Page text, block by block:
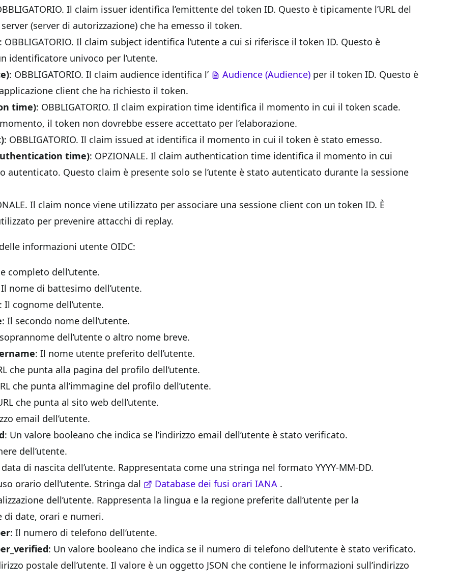
Il claim issuer identifica l’emittente del token ID. Questo è tipicamente l’URL del
(server di autorizzazione) che ha emesso il token.
: OBBLIGATORIO. Il claim subject identifica l’utente a cui si riferisce il token ID. Questo è
identificatore univoco per l’utente.
: OBBLIGATORIO. Il claim audience identifica l’ Audience (Audience) per il token ID. Questo è
client che ha richiesto il token.
time): OBBLIGATORIO. Il claim expiration time identifica il momento in cui il token scade.
il token non dovrebbe essere accettato per l’elaborazione.
: OBBLIGATORIO. Il claim issued at identifica il momento in cui il token è stato emesso.
time): OPZIONALE. Il claim authentication time identifica il momento in cui
autenticato. Questo claim è presente solo se l’utente è stato autenticato durante la sessione
Il claim nonce viene utilizzato per associare una sessione client con un token ID. È
per prevenire attacchi di replay.
informazioni utente OIDC:
completo dell’utente.
nome di battesimo dell’utente.
: Il cognome dell’utente.
: Il secondo nome dell’utente.
dell’utente o altro nome breve.
: Il nome utente preferito dell’utente.
che punta alla pagina del profilo dell’utente.
che punta all’immagine del profilo dell’utente.
che punta al sito web dell’utente.
email dell’utente.
: Un valore booleano che indica se l’indirizzo email dell’utente è stato verificato.
dell’utente.
data di nascita dell’utente. Rappresentata come una stringa nel formato YYYY-MM-DD.
orario dell’utente. Stringa dal Database dei fusi orari IANA .
dell’utente. Rappresenta la lingua e la regione preferite dall’utente per la
di date, orari e numeri.
: Il numero di telefono dell’utente.
: Un valore booleano che indica se il numero di telefono dell’utente è stato verificato.
postale dell’utente. Il valore è un oggetto JSON che contiene le informazioni sull’indirizzo